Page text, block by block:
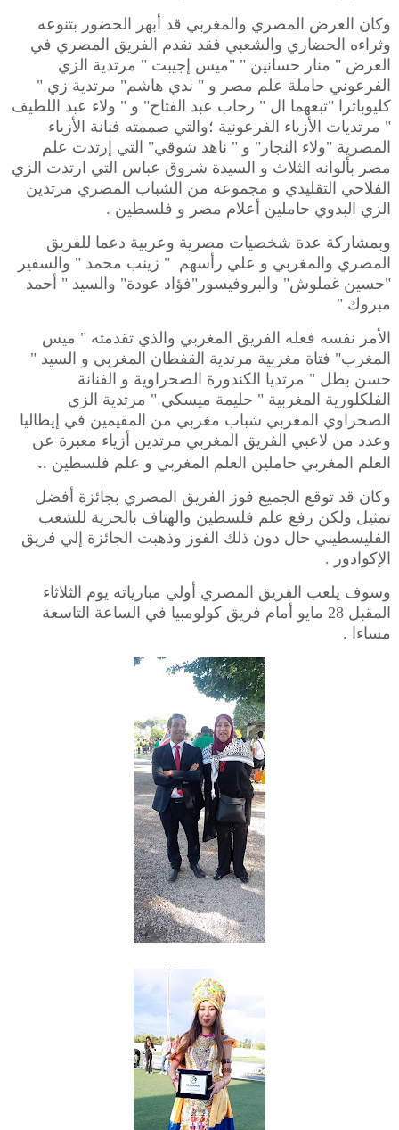
وكان العرض المصري والمغربي قد أبهر الحضور بتنوعه
وثراءه الحضاري والشعبي فقد تقدم الفريق المصري في
العرض " منار حسانين " "ميس إجيبت " مرتدية الزي
الفرعوني حاملة علم مصر و " ندي هاشم" مرتدية زي "
كليوباترا "تبعهما ال " رحاب عبد الفتاح" و " ولاء عبد اللطيف
" مرتديات الأزياء الفرعونية ؛والتي صممته فنانة الأزياء
المصرية "ولاء النجار" و " ناهد شوقي" التي إرتدت علم
مصر بألوانه الثلاث و السيدة شروق عباس التي ارتدت الزي
الفلاحي التقليدي و مجموعة من الشباب المصري مرتدين
الزي البدوي حاملين أعلام مصر و فلسطين .
وبمشاركة عدة شخصيات مصرية وعربية دعما للفريق
المصري والمغربي و علي رأسهم " زينب محمد " والسفير
"حسين غملوش" والبروفيسور"فؤاد عودة" والسيد " أحمد
مبروك "
الأمر نفسه فعله الفريق المغربي والذي تقدمته " ميس
المغرب" فتاة مغربية مرتدية القفطان المغربي و السيد "
حسن بطل " مرتديا الكندورة الصحراوية و الفنانة
الفلكلورية المغربية " حليمة ميسكي " مرتدية الزي
الصحراوي المغربي شباب مغربي من المقيمين في إيطاليا
وعدد من لاعبي الفريق المغربي مرتدين أزياء معبرة عن
العلم المغربي حاملين العلم المغربي و علم فلسطين ..
وكان قد توقع الجميع فوز الفريق المصري بجائزة أفضل
تمثيل ولكن رفع علم فلسطين والهتاف بالحرية للشعب
الفليسطيني حال دون ذلك الفوز وذهبت الجائزة إلي فريق
الإكوادور .
وسوف يلعب الفريق المصري أولي مبارياته يوم الثلاثاء
المقبل 28 مايو أمام فريق كولومبيا في الساعة التاسعة
مساءا .